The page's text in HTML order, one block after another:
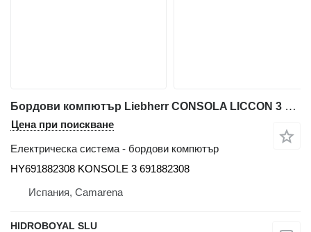
Бордови компютър Liebherr CONSOLA LICCON 3 HY691882308 за автокран Liebherr LIEBHERR LTM CRANE
Цена при поискване
Електрическа система - бордови компютър
HY691882308 KONSOLE 3 691882308
Испания, Camarena
HIDROBOYAL SLU